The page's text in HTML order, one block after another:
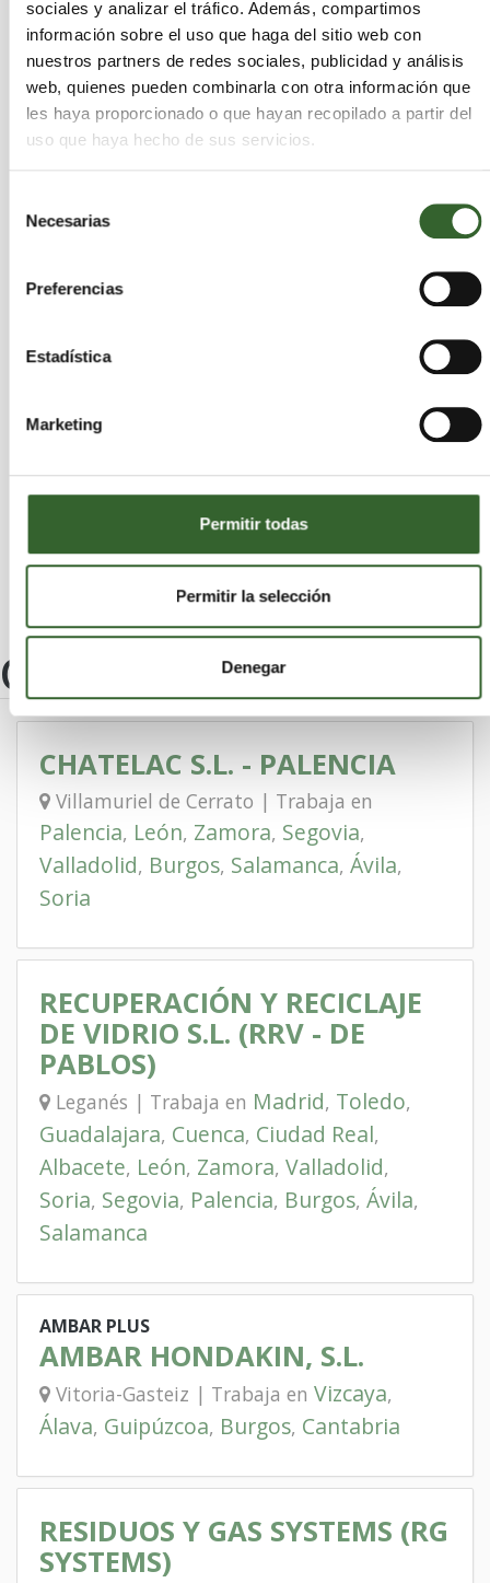
sociales y analizar el tráfico. Además, compartimos
información sobre el uso que haga del sitio web con
nuestros partners de redes sociales, publicidad y análisis
web, quienes pueden combinarla con otra información que
les haya proporcionado o que hayan recopilado a partir del
uso que haya hecho de sus servicios.
Necesarias
Preferencias
Estadística
Marketing
Permitir todas
Permitir la selección
Denegar
Junta de Villalba de Losa
Campolara
Merindad de Montija
Úrbel del Castillo
Rojas
Aguas Cándidas
Condado de Treviño
Frandovínez
Jurisdicción de San Zadornil
Gallega (La)
Hontoria del Pinar
Rábanos
Berberana
Redecilla del Campo
Mazuela
Villaldemiro
Castildelgado
Cebrecos
Villagonzalo Pedernales
Vilviestre del Pinar
San Millán de Lara
Ameyugo
Oquillas
Valle de Valdebezana
Torrecilla del Monte
Otros centros
CHATELAC S.L. - PALENCIA
Villamuriel de Cerrato | Trabaja en
Palencia, León, Zamora, Segovia,
Valladolid, Burgos, Salamanca, Ávila,
Soria
RECUPERACIÓN Y RECICLAJE
DE VIDRIO S.L. (RRV - DE
PABLOS)
Leganés | Trabaja en Madrid, Toledo,
Guadalajara, Cuenca, Ciudad Real,
Albacete, León, Zamora, Valladolid,
Soria, Segovia, Palencia, Burgos, Ávila,
Salamanca
AMBAR PLUS
AMBAR HONDAKIN, S.L.
Vitoria-Gasteiz | Trabaja en Vizcaya,
Álava, Guipúzcoa, Burgos, Cantabria
RESIDUOS Y GAS SYSTEMS (RG
SYSTEMS)